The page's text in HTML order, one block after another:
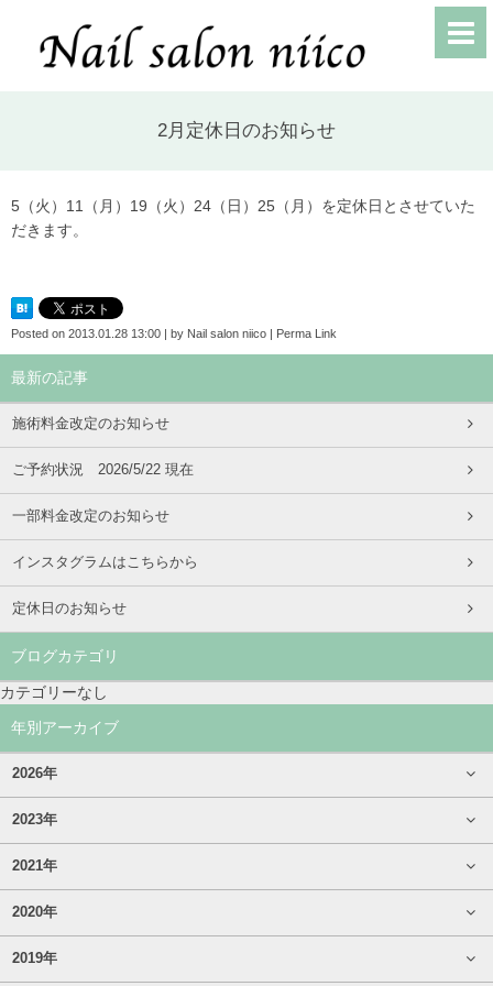
2月定休日のお知らせ
5（火）11（月）19（火）24（日）25（月）を定休日とさせていた
だきます。
Posted on 2013.01.28 13:00 | by Nail salon niico | Perma Link
最新の記事
施術料金改定のお知らせ
ご予約状況 2026/5/22 現在
一部料金改定のお知らせ
インスタグラムはこちらから
定休日のお知らせ
ブログカテゴリ
カテゴリーなし
年別アーカイブ
2026年
2023年
2021年
2020年
2019年